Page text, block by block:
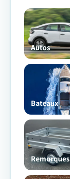
Autos
Bateaux
Remorques